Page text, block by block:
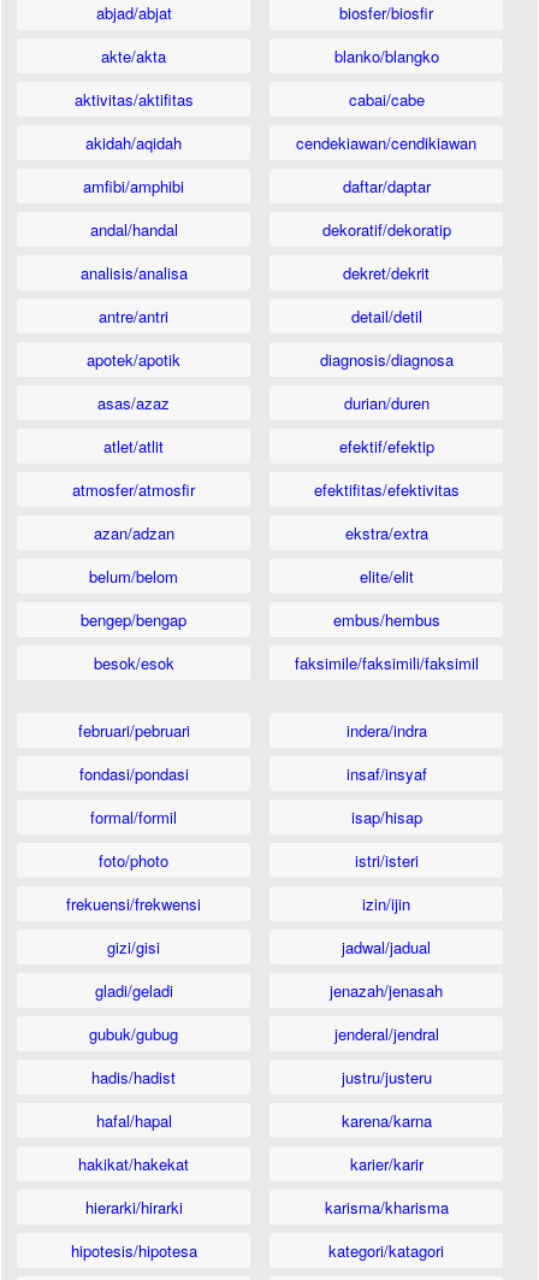
abjad/abjat
akte/akta
aktivitas/aktifitas
akidah/aqidah
amfibi/amphibi
andal/handal
analisis/analisa
antre/antri
apotek/apotik
asas/azaz
atlet/atlit
atmosfer/atmosfir
azan/adzan
belum/belom
bengep/bengap
besok/esok
biosfer/biosfir
blanko/blangko
cabai/cabe
cendekiawan/cendikiawan
daftar/daptar
dekoratif/dekoratip
dekret/dekrit
detail/detil
diagnosis/diagnosa
durian/duren
efektif/efektip
efektifitas/efektivitas
ekstra/extra
elite/elit
embus/hembus
faksimile/faksimili/faksimil
februari/pebruari
fondasi/pondasi
formal/formil
foto/photo
frekuensi/frekwensi
gizi/gisi
gladi/geladi
gubuk/gubug
hadis/hadist
hafal/hapal
hakikat/hakekat
hierarki/hirarki
hipotesis/hipotesa
indera/indra
insaf/insyaf
isap/hisap
istri/isteri
izin/ijin
jadwal/jadual
jenazah/jenasah
jenderal/jendral
justru/justeru
karena/karna
karier/karir
karisma/kharisma
kategori/katagori